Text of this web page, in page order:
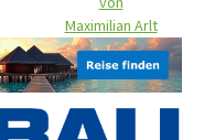
Maximilian Arlt